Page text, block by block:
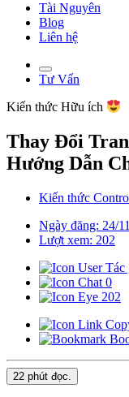
Tài Nguyên
Blog
Liên hệ
Tư Vấn
Kiến thức Hữu ích
Thay Đổi
Hướng Dẫn
Kiến thức
Ngày đăng: 24/
Lượt xem: 202
Tác
0
202
22 phút đọc.